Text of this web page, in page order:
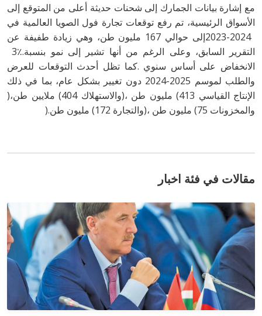
‬التقرير‭ ‬السابق،‭ ‬وعلى‭ ‬الرغم‭ ‬من‭ ‬أنها‭ ‬تشير‭ ‬إلى‭ ‬نمو‭ ‬بنسبة‭ ‬3٪‭.
‬الإنتاج‭ ‬القياسي‭ (‬413‭ ‬مليون‭ ‬طن‭)‬،‭ ‬والاستهلاك‭ (‬404‭ ‬ملايين‭ ‬طن‭)‬،‭
‬والمخزونات‭ (‬75‭ ‬مليون‭ ‬طن‭)‬،‭ ‬والتجارة‭ (‬172‭ ‬مليون‭ ‬طن‭).‬
مقالات في فئة اخبار